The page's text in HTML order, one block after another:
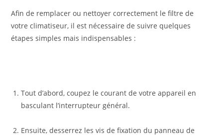
Afin de remplacer ou nettoyer correctement le filtre de
votre climatiseur, il est nécessaire de suivre quelques
étapes simples mais indispensables :
Tout d’abord, coupez le courant de votre appareil en
basculant l’interrupteur général.
Ensuite, desserrez les vis de fixation du panneau de